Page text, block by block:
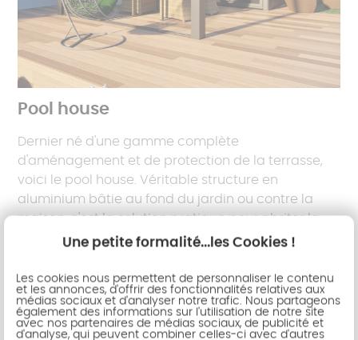
Pool house
Dernier né d'une gamme complète
d'aménagement et de protection de la terrasse,
voici le pool house. Véritable structure en
aluminium bâtie au fond du jardin ou contre la
maison, c'est la solution pratique pour abriter la
cuisine d'été, le barbecue, le local piscine, la salle
l'aluminium ou le bois, vous apprécierez son
charme moderne et naturel.
Une petite formalité...les Cookies !
Les cookies nous permettent de personnaliser le contenu
et les annonces, d'offrir des fonctionnalités relatives aux
médias sociaux et d'analyser notre trafic. Nous partageons
également des informations sur l'utilisation de notre site
avec nos partenaires de médias sociaux, de publicité et
d'analyse, qui peuvent combiner celles-ci avec d'autres